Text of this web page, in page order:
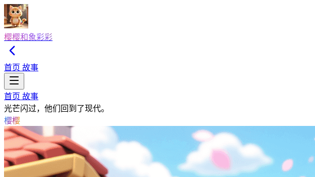
樱樱和象彩彩
首页 故事
首页 故事
光芒闪过，他们回到了现代。
樱樱